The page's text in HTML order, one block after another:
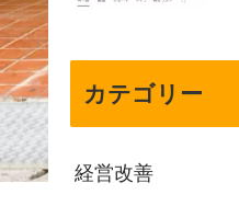
カテゴリー
経営改善